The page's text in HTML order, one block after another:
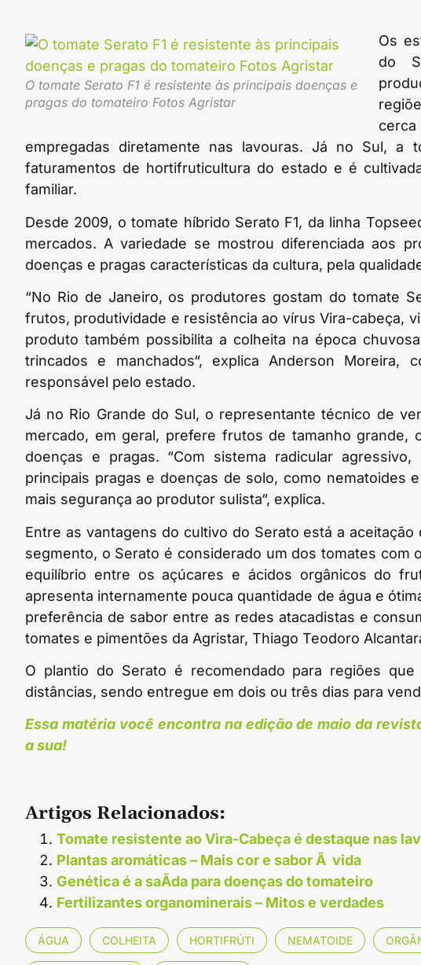
O tomate Serato F1 é resistente às principais doenças e
pragas do tomateiro Fotos Agristar
Os
do
empregadas diretamente nas lavouras. Já no Sul, a
faturamentos de hortifruticultura do estado e é
familiar.
Desde 2009, o tomate híbrido Serato F1, da linha
mercados. A variedade se mostrou diferenciada aos
doenças e pragas características da cultura, pela
“No Rio de Janeiro, os produtores gostam do tomate
frutos, produtividade e resistência ao vírus Vira-cabeça,
produto também possibilita a colheita na época
trincados e manchados“, explica Anderson Moreira,
responsável pelo estado.
Já no Rio Grande do Sul, o representante técnico de
mercado, em geral, prefere frutos de tamanho grande,
doenças e pragas. “Com sistema radicular
principais pragas e doenças de solo, como nematoides
mais segurança ao produtor sulista“, explica.
Entre as vantagens do cultivo do Serato está a
segmento, o Serato é considerado um dos tomates com
equilíbrio entre os açúcares e ácidos orgânicos do
apresenta internamente pouca quantidade de água e
preferência de sabor entre as redes atacadistas e
tomates e pimentões da Agristar, Thiago Teodoro
O plantio do Serato é recomendado para regiões
distâncias, sendo entregue em dois ou três dias para
Essa matéria você encontra na edição de maio da
a sua!
Artigos Relacionados:
Tomate resistente ao Vira-Cabeça é destaque nas
Plantas aromáticas – Mais cor e sabor Ã vida
Genética é a saÃ­da para doenças do tomateiro
Fertilizantes organominerais – Mitos e verdades
ÁGUA COLHEITA HORTIFRÚTI NEMATOIDE